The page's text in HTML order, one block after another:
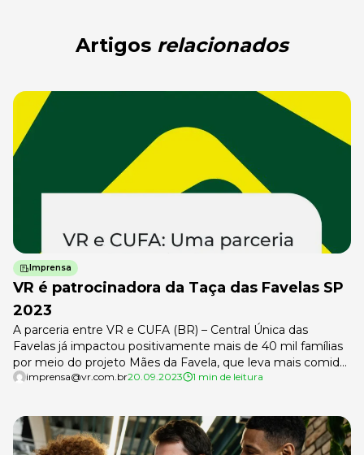
Artigos relacionados
Imprensa
VR é patrocinadora da Taça das Favelas SP
2023
A parceria entre VR e CUFA (BR) – Central Única das
Favelas já impactou positivamente mais de 40 mil famílias
por meio do projeto Mães da Favela, que leva mais comida
para a mesa de lares em todo o Brasil. E não para por aí!
imprensa@vr.com.br20.09.2023 1 min de leitura